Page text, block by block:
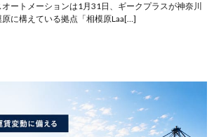
オートメーションは1月31日、ギークプラスが神奈川
原に構えている拠点「相模原Laa[…]